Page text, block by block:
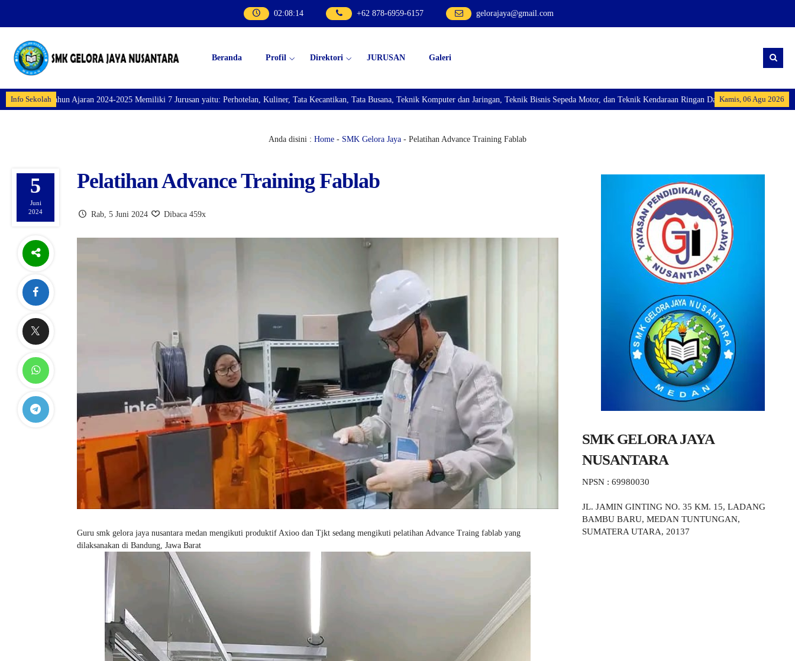
02:08:16 +62 878-6959-6157 gelorajaya@gmail.com
Beranda Profil Direktori JURUSAN Galeri
Info Sekolah Kamis, 06 Agu 2026
2025 Memiliki 7 Jurusan yaitu: Perhotelan, Kuliner, Tata Kecantikan, Tata Busana, Teknik Komputer dan Jaringan, Teknik Bisnis Sepeda Motor, dan Teknik Kendaraan Ringan Dan membuka Kelas Industri: Axioo Class Program
Anda disini : Home - SMK Gelora Jaya - Pelatihan Advance Training Fablab
5
Juni
2024
Pelatihan Advance Training Fablab
Rab, 5 Juni 2024 Dibaca 459x
Guru smk gelora jaya nusantara medan mengikuti produktif Axioo dan Tjkt sedang mengikuti pelatihan Advance Traing fablab yang
dilaksanakan di Bandung, Jawa Barat
SMK GELORA JAYA
NUSANTARA
NPSN : 69980030
JL. JAMIN GINTING NO. 35 KM. 15, LADANG
BAMBU BARU, MEDAN TUNTUNGAN,
SUMATERA UTARA, 20137